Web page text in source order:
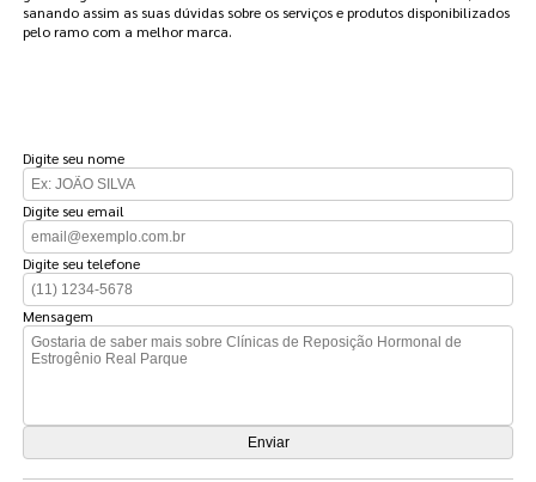
sanando assim as suas dúvidas sobre os serviços e produtos disponibilizados
pelo ramo com a melhor marca.
Digite seu nome
Digite seu email
Digite seu telefone
Mensagem